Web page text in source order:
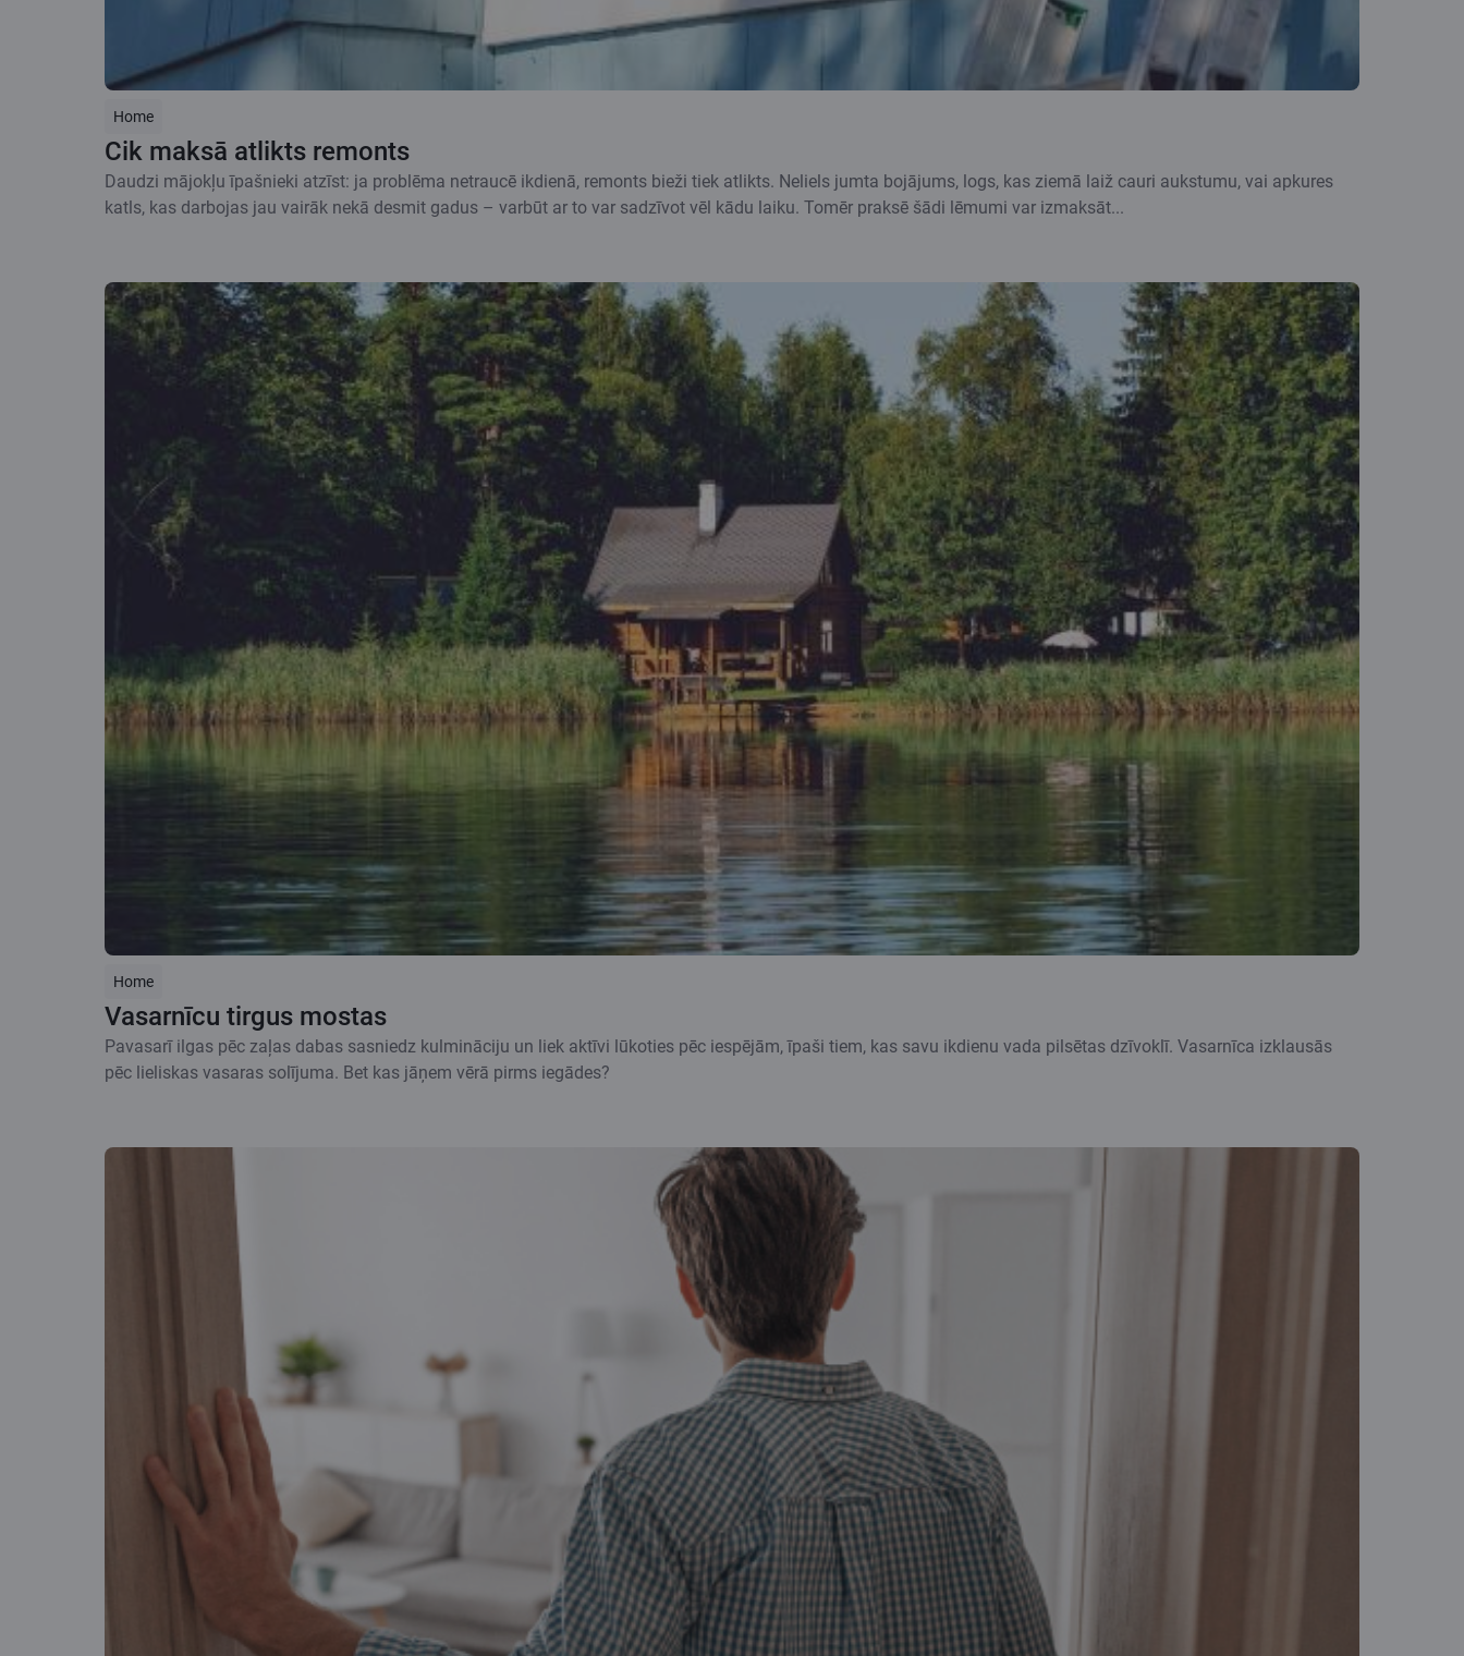
Home
Cik maksā atlikts remonts
Daudzi mājokļu īpašnieki atzīst: ja problēma netraucē ikdienā, remonts bieži tiek atlikts. Neliels jumta bojājums, logs, kas ziemā laiž cauri aukstumu, vai apkures
katls, kas darbojas jau vairāk nekā desmit gadus – varbūt ar to var sadzīvot vēl kādu laiku. Tomēr praksē šādi lēmumi var izmaksāt...
Home
Vasarnīcu tirgus mostas
Pavasarī ilgas pēc zaļas dabas sasniedz kulmināciju un liek aktīvi lūkoties pēc iespējām, īpaši tiem, kas savu ikdienu vada pilsētas dzīvoklī. Vasarnīca izklausās
pēc lieliskas vasaras solījuma. Bet kas jāņem vērā pirms iegādes?